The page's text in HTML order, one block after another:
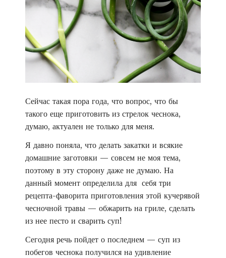
б
к
н
т
а
Сейчас такая пора года, что вопрос, что бы
такого еще приготовить из стрелок чеснока,
думаю, актуален не только для меня.
Я давно поняла, что делать закатки и всякие
домашние заготовки — совсем не моя тема,
поэтому в эту сторону даже не думаю. На
данный момент определила для себя три
рецепта-фаворита приготовления этой кучерявой
чесночной травы — обжарить на гриле, сделать
из нее песто и сварить суп!
Сегодня речь пойдет о последнем — суп из
побегов чеснока получился на удивление